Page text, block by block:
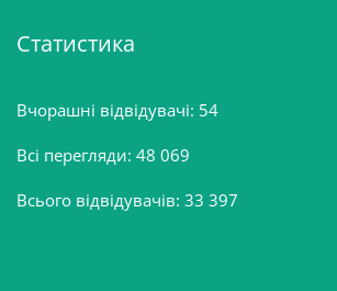
Статистика
Вчорашні відвідувачі: 54
Всі перегляди: 48 069
Всього відвідувачів: 33 397